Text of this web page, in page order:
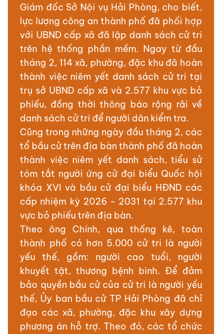
Giám đốc Sở Nội vụ Hải Phòng, cho biết,
lực lượng công an thành phố đã phối hợp
với UBND cấp xã đã lập danh sách cử tri
trên hệ thống phần mềm. Ngay từ đầu
tháng 2, 114 xã, phường, đặc khu đã hoàn
thành việc niêm yết danh sách cử tri tại
trụ sở UBND cấp xã và 2.577 khu vực bỏ
phiếu, đồng thời thông báo rộng rãi về
danh sách cử tri để người dân kiểm tra.
Cũng trong những ngày đầu tháng 2, các
tổ bầu cử trên địa bàn thành phố đã hoàn
thành việc niêm yết danh sách, tiểu sử
tóm tắt người ứng cử đại biểu Quốc hội
khóa XVI và bầu cử đại biểu HĐND các
cấp nhiệm kỳ 2026 - 2031 tại 2.577 khu
vực bỏ phiếu trên địa bàn.
Theo ông Chính, qua thống kê, toàn
thành phố có hơn 5.000 cử tri là người
yếu thế, gồm: người cao tuổi, người
khuyết tật, thương bệnh binh. Để đảm
bảo quyền bầu cử của cử tri là người yếu
thế, Ủy ban bầu cử TP Hải Phòng đã chỉ
đạo các xã, phường, đặc khu xây dựng
phương án hỗ trợ. Theo đó, các tổ chức